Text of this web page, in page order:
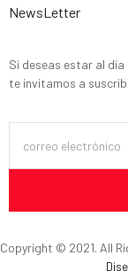
NewsLetter
Si deseas estar al
te invitamos a
Copyright © 2021. All